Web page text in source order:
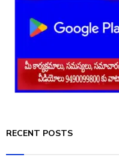
RECENT POSTS